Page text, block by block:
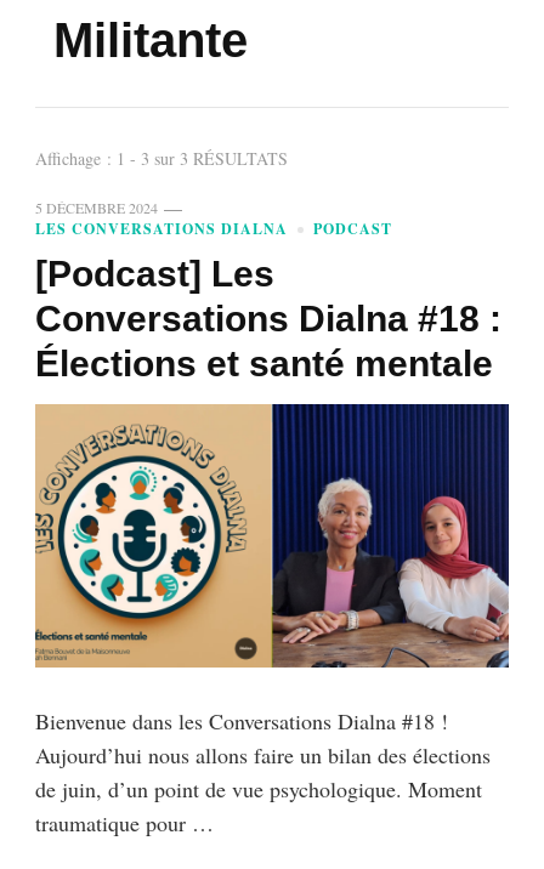
Militante
Affichage : 1 - 3 sur 3 RÉSULTATS
5 DÉCEMBRE 2024
LES CONVERSATIONS DIALNA PODCAST
[Podcast] Les
Conversations Dialna #18 :
Élections et santé mentale
Bienvenue dans les Conversations Dialna #18 !
Aujourd’hui nous allons faire un bilan des élections
de juin, d’un point de vue psychologique. Moment
traumatique pour …